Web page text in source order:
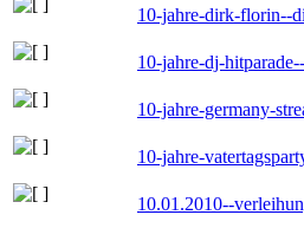
10-jahre-dirk-florin--
10-jahre-dj-
10-jahre-germany-
10-jahre-
10.01.2010--